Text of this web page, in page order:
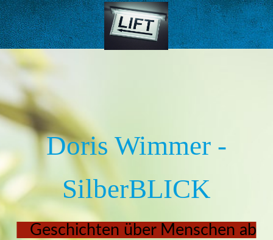
Doris Wimmer -
SilberBLICK
Geschichten über Menschen ab